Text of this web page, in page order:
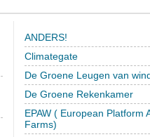
ANDERS!
Climategate
De Groene Leugen van
De Groene Rekenkamer
EPAW ( European Platform
Farms)